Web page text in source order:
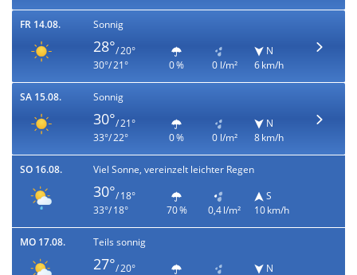
FR 14.08. Sonnig
28°/ 20°
30°/ 21°
0 % 0 l/m²
N
6 km/h
SA 15.08. Sonnig
30°/ 21°
33°/ 22°
0 % 0 l/m²
N
8 km/h
SO 16.08. Viel Sonne, vereinzelt leichter Regen
30°/ 18°
33°/ 18°
70 % 0,4 l/m²
S
10 km/h
MO 17.08. Teils sonnig
27°/ 20° N